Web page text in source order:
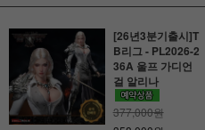
[26년3분기출시]T
B리그 - PL2026-2
36A 울프 가디언
걸 알리나
377,000원